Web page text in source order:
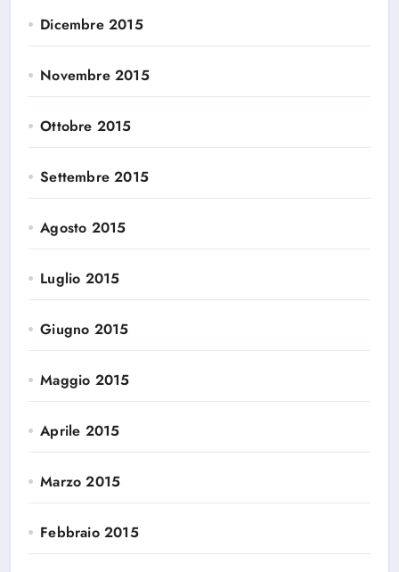
Dicembre 2015
Novembre 2015
Ottobre 2015
Settembre 2015
Agosto 2015
Luglio 2015
Giugno 2015
Maggio 2015
Aprile 2015
Marzo 2015
Febbraio 2015